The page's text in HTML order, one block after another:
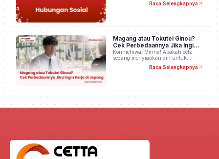
Baca Selengkapnya
Magang atau Tokutei Ginou?
Cek Perbedaannya Jika Ingin
Kerja di Jepang
Konnichiwa, Minna! Apakah cetz
sedang menyiapkan diri untuk…
Baca Selengkapnya